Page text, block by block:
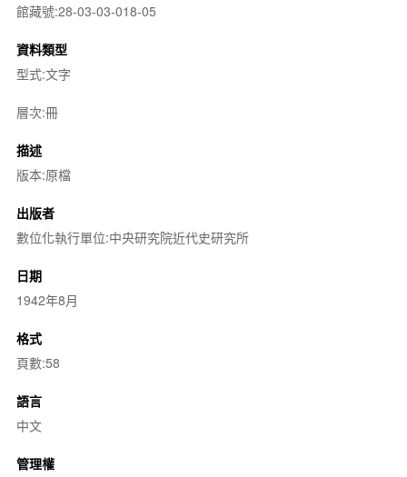
館藏號:28-03-03-018-05
資料類型
型式:文字
層次:冊
描述
版本:原檔
出版者
數位化執行單位:中央研究院近代史研究所
日期
1942年8月
格式
頁數:58
語言
中文
管理權